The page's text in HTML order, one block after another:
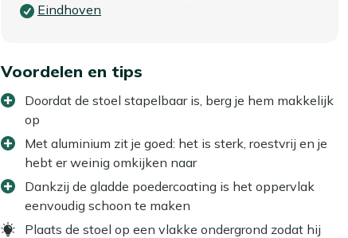
Eindhoven
Voordelen en tips
Doordat de stoel stapelbaar is, berg je hem makkelijk
op
Met aluminium zit je goed: het is sterk, roestvrij en je
hebt er weinig omkijken naar
Dankzij de gladde poedercoating is het oppervlak
eenvoudig schoon te maken
Plaats de stoel op een vlakke ondergrond zodat hij